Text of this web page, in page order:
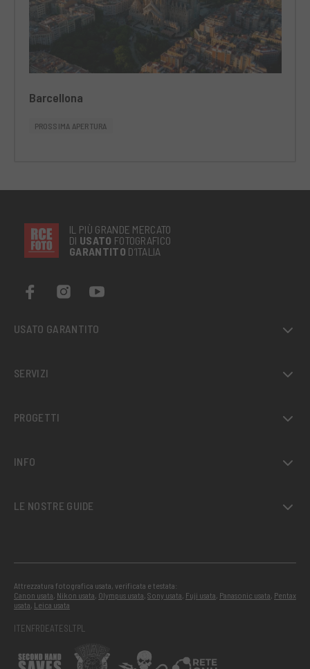
Barcellona
PROSSIMA APERTURA
IL PIÙ GRANDE MERCATO
DI USATO FOTOGRAFICO
GARANTITO D’ITALIA
USATO GARANTITO
SERVIZI
PROGETTI
INFO
LE NOSTRE GUIDE
Attrezzatura fotografica usata, verificata e testata:
Canon usata Nikon usata Olympus usata Sony usata Fuji usata Panasonic usata Pentax
usata Leica usata
ITENFRDEATESLTPL